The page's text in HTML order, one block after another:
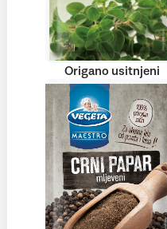
Origano usitnjeni